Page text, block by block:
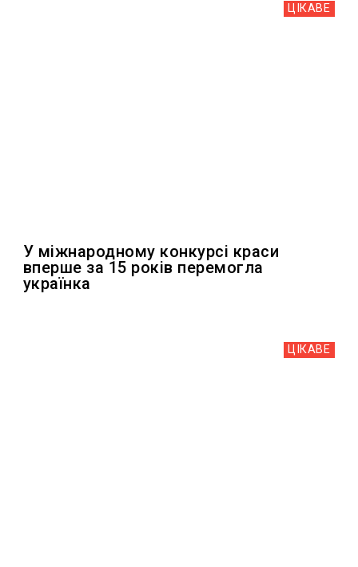
ЦІКАВЕ
У міжнародному конкурсі краси
вперше за 15 років перемогла
українка
ЦІКАВЕ